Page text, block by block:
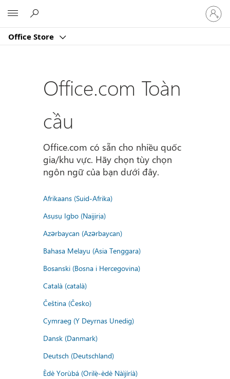
Office Store
Đăng
nhập
tài
của
Office.com Toàn
cầu
Office.com có sẵn cho nhiều quốc
gia/khu vực. Hãy chọn tùy chọn
ngôn ngữ của bạn dưới đây.
Afrikaans (Suid-Afrika)
Asụsụ Igbo (Naịjịrịa)
Azərbaycan (Azərbaycan)
Bahasa Melayu (Asia Tenggara)
Bosanski (Bosna i Hercegovina)
Català (català)
Čeština (Česko)
Cymraeg (Y Deyrnas Unedig)
Dansk (Danmark)
Deutsch (Deutschland)
Èdè Yorùbá (Orilẹ̀-èdè Nàìjíríà)